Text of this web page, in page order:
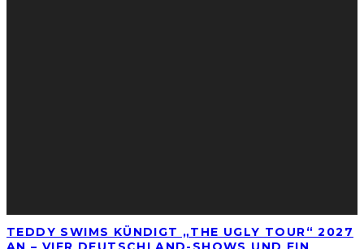
TEDDY SWIMS KÜNDIGT „THE UGLY TOUR“ 2027